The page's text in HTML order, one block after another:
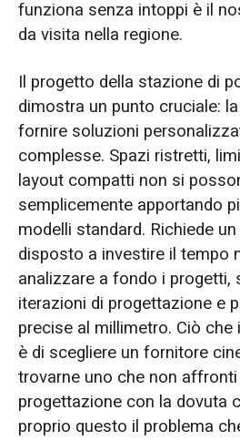
funziona senza intoppi è il
da visita nella regione.
Il progetto della stazione di
dimostra un punto cruciale:
fornire soluzioni
complesse. Spazi ristretti,
layout compatti non si
semplicemente apportando
modelli standard. Richiede
disposto a investire il tempo
analizzare a fondo i progetti,
iterazioni di progettazione e
precise al millimetro. Ciò
è di scegliere un fornitore
trovarne uno che non
progettazione con la dovuta
proprio questo il problema